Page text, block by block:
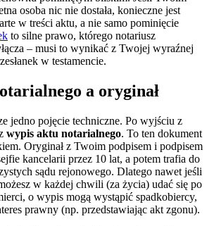
osoba nic nie dostała, konieczne jest
w treści aktu, a nie samo pominięcie
to silne prawo, którego notariusz
– musi to wynikać z Twojej wyraźnej
w testamencie.
a oryginał
jedno pojęcie techniczne. Po wyjściu z
wypis aktu notarialnego. To ten dokument
Oryginał z Twoim podpisem i podpisem
kancelarii przez 10 lat, a potem trafia do
sądu rejonowego. Dlatego nawet jeśli
w każdej chwili (za życia) udać się po
o wypis mogą wystąpić spadkobiercy,
prawny (np. przedstawiając akt zgonu).